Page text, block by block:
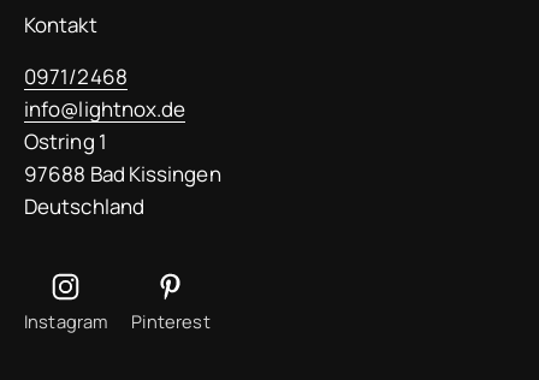
Kontakt
0971/2468
info@lightnox.de
Ostring 1
97688 Bad Kissingen
Deutschland
Instagram Pinterest